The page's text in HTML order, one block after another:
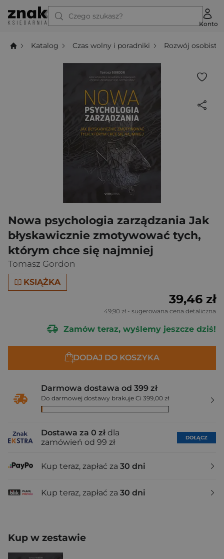
Czego szukasz?
Konto
Katalog Czas wolny i poradniki Rozwój osobisty
Nowa psychologia zarządzania Jak
błyskawicznie zmotywować tych,
którym chce się najmniej
Tomasz Gordon
KSIĄŻKA
39,46 zł
49,90 zł - sugerowana cena detaliczna
Zamów teraz, wyślemy jeszcze dziś!
DODAJ DO KOSZYKA
Darmowa dostawa od 399 zł
Do darmowej dostawy brakuje Ci 399,00 zł
Dostawa za 0 zł dla
zamówień od 99 zł
DOŁĄCZ
Kup teraz, zapłać za 30 dni
Kup teraz, zapłać za 30 dni
Kup w zestawie